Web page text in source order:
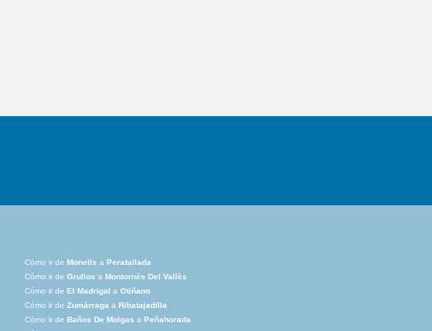
Cómo ir de Monells a Peratallada
Cómo ir de Grullos a Montornès Del Vallès
Cómo ir de El Madrigal a Otiñano
Cómo ir de Zumárraga a Ribatajadilla
Cómo ir de Baños De Molgas a Peñahorada